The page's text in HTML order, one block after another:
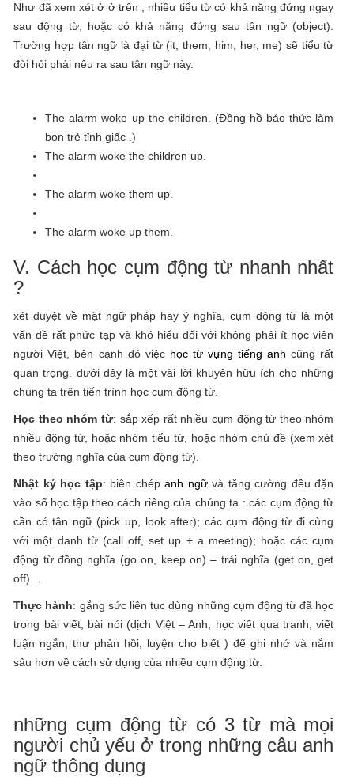
Như đã xem xét ở ở trên , nhiều tiểu từ có khả năng đứng ngay
sau động từ, hoặc có khả năng đứng sau tân ngữ (object).
Trường hợp tân ngữ là đại từ (it, them, him, her, me) sẽ tiểu từ
đòi hỏi phải nêu ra sau tân ngữ này.
The alarm woke up the children. (Đồng hồ báo thức làm
bọn trẻ tỉnh giấc .)
The alarm woke the children up.
The alarm woke them up.
The alarm woke up them.
V. Cách học cụm động từ nhanh nhất
?
xét duyệt về mặt ngữ pháp hay ý nghĩa, cụm động từ là một
vấn đề rất phức tạp và khó hiểu đối với không phải ít học viên
người Việt, bên cạnh đó việc học từ vựng tiếng anh cũng rất
quan trọng. dưới đây là một vài lời khuyên hữu ích cho những
chúng ta trên tiến trình học cụm động từ.
Học theo nhóm từ: sắp xếp rất nhiều cụm động từ theo nhóm
nhiều động từ, hoặc nhóm tiểu từ, hoặc nhóm chủ đề (xem xét
theo trường nghĩa của cụm động từ).
Nhật ký học tập: biên chépanh ngữvà tăng cường đều đặn
vào sổ học tập theo cách riêng của chúng ta : các cụm động từ
cần có tân ngữ (pick up, look after); các cụm động từ đi cùng
với một danh từ (call off, set up + a meeting); hoặc các cụm
động từ đồng nghĩa (go on, keep on) – trái nghĩa (get on, get
off)…
Thực hành: gắng sức liên tục dùng những cụm động từ đã học
trong bài viết, bài nói (dịch Việt – Anh, học viết qua tranh, viết
luận ngắn, thư phản hồi, luyện cho biết ) để ghi nhớ và nắm
sâu hơn về cách sử dụng của nhiều cụm động từ.
những cụm động từ có 3 từ mà mọi
người chủ yếu ở trong những câu anh
ngữ thông dụng